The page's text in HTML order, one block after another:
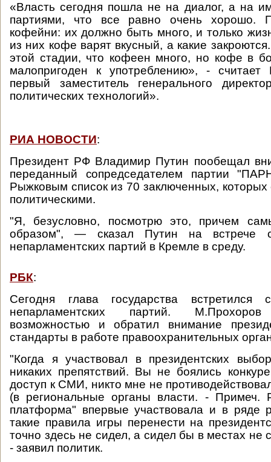
«Власть сегодня пошла не на диалог, а на
партиями, что все равно очень хорошо.
кофейни: их должно быть много, и только
из них кофе варят вкусный, а какие
этой стадии, что кофеен много, но кофе в
малопригоден к употреблению», - считает
первый заместитель генерального
политических технологий».
РИА НОВОСТИ:
Президент РФ Владимир Путин пообещал
переданный сопредседателем партии
Рыжковым список из 70 заключенных, которых
политическими.
"Я, безусловно, посмотрю это, причем
образом", — сказал Путин на встрече с
непарламентских партий в Кремле в среду.
РБК:
Сегодня глава государства встретился
непарламентских партий. М.Прохоров
возможностью и обратил внимание
стандарты в работе правоохранительных
"Когда я участвовал в президентских
никаких препятствий. Вы не боялись
доступ к СМИ, никто мне не
(в региональные органы власти. - Примеч.
платформа" впервые участвовала и в ряде
такие правила игры перенести на
точно здесь не сидел, а сидел бы в местах не
- заявил политик.